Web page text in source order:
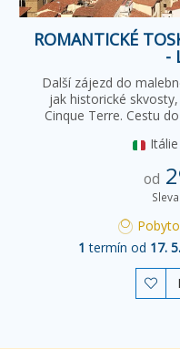
ROMANTICKÉ
-
Další zájezd do
jak historické
Cinque Terre. Cestu
Itálie
od
1 termín od 17.
